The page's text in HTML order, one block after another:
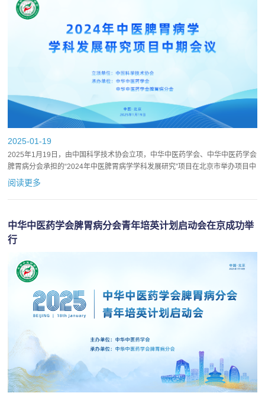
2025-01-19
2025年1月19日，由中国科学技术协会立项，中华中医药学会、中华中医药学会
脾胃病分会承担的“2024年中医脾胃病学学科发展研究”项目在北京市举办项目中
期会议。本项目旨在贯彻落实习近平总书记在全国科技...
阅读更多
中华中医药学会脾胃病分会青年培英计划启动会在京成功举
行